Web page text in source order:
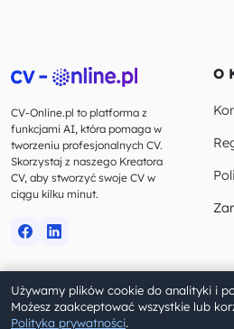
CV-Online.pl to platforma z
funkcjami AI, która pomaga w
tworzeniu profesjonalnych CV.
Skorzystaj z naszego Kreatora
CV, aby stworzyć swoje CV w
ciągu kilku minut.
O
© 2023-2026 CV-Online.pl.
Używamy plików cookie do analityki i
Możesz zaakceptować wszystkie lub
Polityka prywatności.